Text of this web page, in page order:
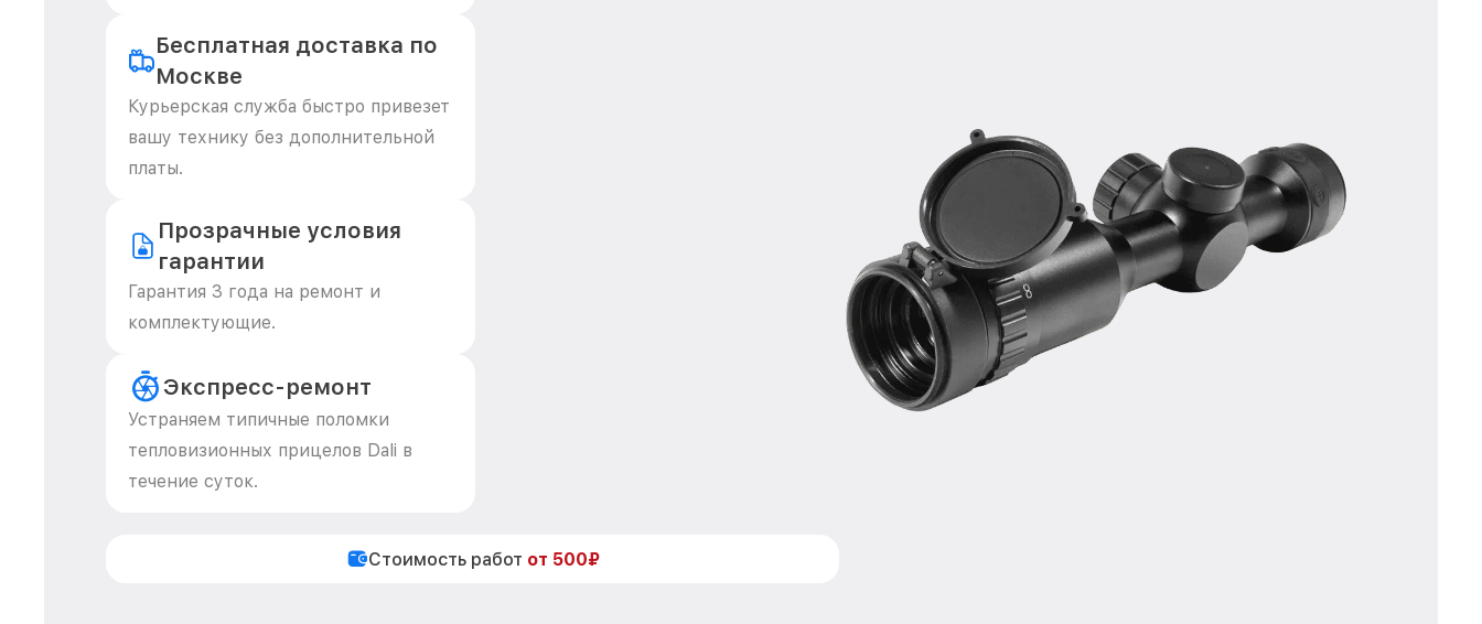
Бесплатная доставка по
Москве
Курьерская служба быстро привезет
вашу технику без дополнительной
платы.
Прозрачные условия
гарантии
Гарантия 3 года на ремонт и
комплектующие.
Экспресс-ремонт
Устраняем типичные поломки
тепловизионных прицелов Dali в
течение суток.
Стоимость работ от 500₽